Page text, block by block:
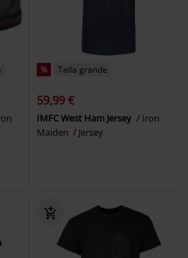
% Talla grande
59,99 €
IMFC West Ham Jersey
Iron
Maiden
Jersey